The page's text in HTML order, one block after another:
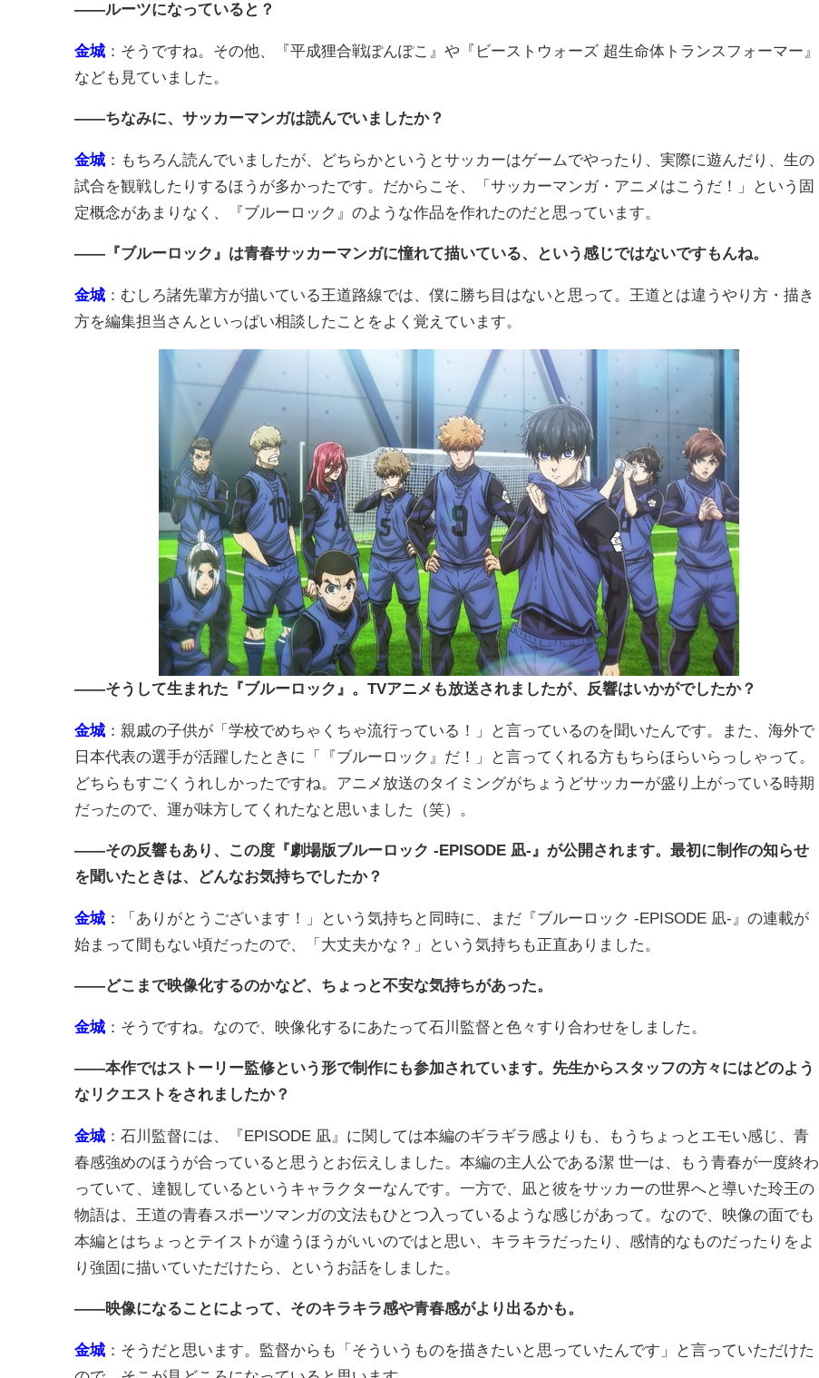
――ルーツになっていると？
金城 ：そうですね。その他、『平成狸合戦ぽんぽこ』や『ビーストウォーズ 超生命体トランスフォーマー』
なども見ていました。
――ちなみに、サッカーマンガは読んでいましたか？
金城 ：もちろん読んでいましたが、どちらかというとサッカーはゲームでやったり、実際に遊んだり、生の
試合を観戦したりするほうが多かったです。だからこそ、「サッカーマンガ・アニメはこうだ！」という固
定概念があまりなく、『ブルーロック』のような作品を作れたのだと思っています。
――『ブルーロック』は青春サッカーマンガに憧れて描いている、という感じではないですもんね。
金城 ：むしろ諸先輩方が描いている王道路線では、僕に勝ち目はないと思って。王道とは違うやり方・描き
方を編集担当さんといっぱい相談したことをよく覚えています。
――そうして生まれた『ブルーロック』。TVアニメも放送されましたが、反響はいかがでしたか？
金城 ：親戚の子供が「学校でめちゃくちゃ流行っている！」と言っているのを聞いたんです。また、海外で
日本代表の選手が活躍したときに「『ブルーロック』だ！」と言ってくれる方もちらほらいらっしゃって。
どちらもすごくうれしかったですね。アニメ放送のタイミングがちょうどサッカーが盛り上がっている時期
だったので、運が味方してくれたなと思いました（笑）。
――その反響もあり、この度『劇場版ブルーロック -EPISODE 凪-』が公開されます。最初に制作の知らせ
を聞いたときは、どんなお気持ちでしたか？
金城 ：「ありがとうございます！」という気持ちと同時に、まだ『ブルーロック -EPISODE 凪-』の連載が
始まって間もない頃だったので、「大丈夫かな？」という気持ちも正直ありました。
――どこまで映像化するのかなど、ちょっと不安な気持ちがあった。
金城 ：そうですね。なので、映像化するにあたって石川監督と色々すり合わせをしました。
――本作ではストーリー監修という形で制作にも参加されています。先生からスタッフの方々にはどのよう
なリクエストをされましたか？
金城 ：石川監督には、『EPISODE 凪』に関しては本編のギラギラ感よりも、もうちょっとエモい感じ、青
春感強めのほうが合っていると思うとお伝えしました。本編の主人公である潔 世一は、もう青春が一度終わ
っていて、達観しているというキャラクターなんです。一方で、凪と彼をサッカーの世界へと導いた玲王の
物語は、王道の青春スポーツマンガの文法もひとつ入っているような感じがあって。なので、映像の面でも
本編とはちょっとテイストが違うほうがいいのではと思い、キラキラだったり、感情的なものだったりをよ
り強固に描いていただけたら、というお話をしました。
――映像になることによって、そのキラキラ感や青春感がより出るかも。
金城 ：そうだと思います。監督からも「そういうものを描きたいと思っていたんです」と言っていただけた